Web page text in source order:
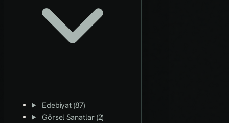
Edebiyat (87)
Görsel Sanatlar (2)